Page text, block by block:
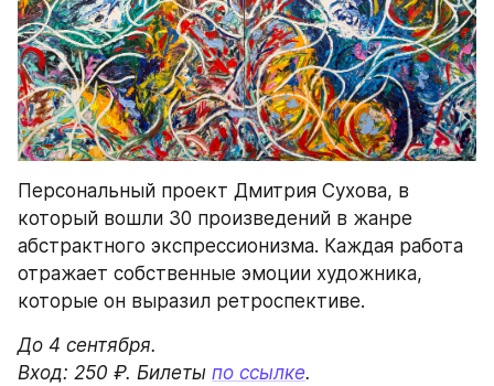
Персональный проект Дмитрия Сухова, в
который вошли 30 произведений в жанре
абстрактного экспрессионизма. Каждая работа
отражает собственные эмоции художника,
которые он выразил ретроспективе.
До 4 сентября.
Вход: 250 ₽. Билеты по ссылке